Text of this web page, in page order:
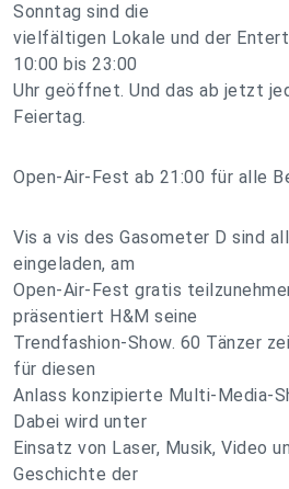
Sonntag sind die
vielfältigen Lokale und der
10:00 bis 23:00
Uhr geöffnet. Und das ab jetzt
Feiertag.
Open-Air-Fest ab 21:00 für alle
Vis a vis des Gasometer D sind
eingeladen, am
Open-Air-Fest gratis
präsentiert H&M seine
Trendfashion-Show. 60 Tänzer
für diesen
Anlass konzipierte Multi-Media-
Dabei wird unter
Einsatz von Laser, Musik, Video
Geschichte der